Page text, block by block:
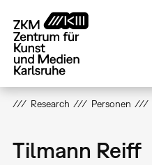
zum
Inhalt
Research Personen
Tilmann Reiff